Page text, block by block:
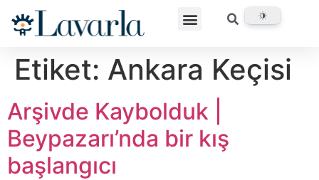
Etiket: Ankara Keçisi
Arşivde Kaybolduk |
Beypazarı’nda bir kış
başlangıcı